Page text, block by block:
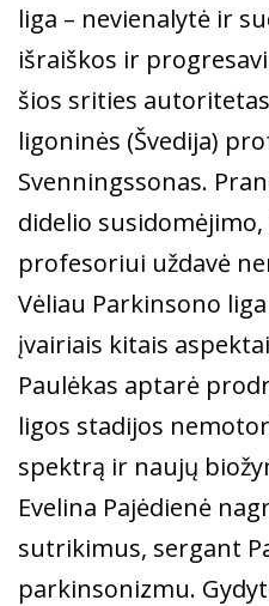
liga – nevienalytė ir
išraiškos ir
šios srities
ligoninės (Švedija)
Svenningssonas.
didelio
profesoriui uždavė
Vėliau Parkinsono
įvairiais kitais
Paulėkas aptarė
ligos stadijos
spektrą ir naujų
Evelina Pajėdienė
sutrikimus, sergant
parkinsonizmu.